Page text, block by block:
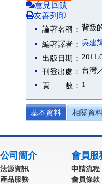
意見回饋
友善列印
論著名稱： 背叛
編著譯者： 吳建
出版日期：
刊登出處： 台灣
頁 數： 1
基本資料 相關資
公司簡介
法源資訊
產品服務
會員服
申請流程
會員條款